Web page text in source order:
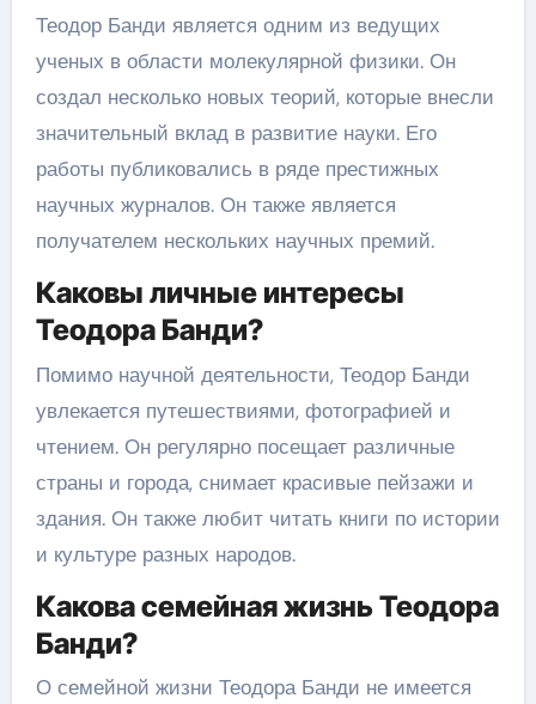
Теодор Банди является одним из ведущих
ученых в области молекулярной физики. Он
создал несколько новых теорий, которые внесли
значительный вклад в развитие науки. Его
работы публиковались в ряде престижных
научных журналов. Он также является
получателем нескольких научных премий.
Каковы личные интересы
Теодора Банди?
Помимо научной деятельности, Теодор Банди
увлекается путешествиями, фотографией и
чтением. Он регулярно посещает различные
страны и города, снимает красивые пейзажи и
здания. Он также любит читать книги по истории
и культуре разных народов.
Какова семейная жизнь Теодора
Банди?
О семейной жизни Теодора Банди не имеется